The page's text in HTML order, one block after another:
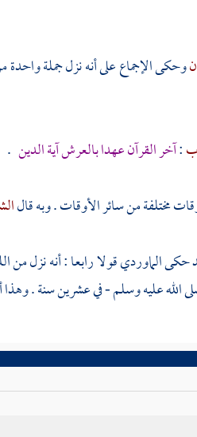
وحكى الإجماع على أنه نزل جملة واحدة
:آخر القرآن عهدا بالعرش آية الدين .
مختلفة من سائر الأوقات . وبه قال
حكىالماورديقولا رابعا : أنه نزل من
الله عليه وسلم - في عشرين سنة .